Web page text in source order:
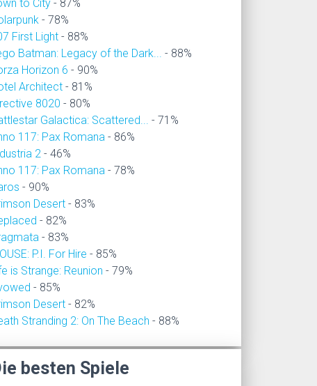
to City - 87%
- 78%
First Light - 88%
Batman: Legacy of the Dark... - 88%
Horizon 6 - 90%
Architect - 81%
8020 - 80%
Galactica: Scattered... - 71%
117: Pax Romana - 86%
2 - 46%
117: Pax Romana - 78%
- 90%
Desert - 83%
- 82%
- 83%
P.I. For Hire - 85%
is Strange: Reunion - 79%
- 85%
Desert - 82%
Stranding 2: On The Beach - 88%
besten Spiele